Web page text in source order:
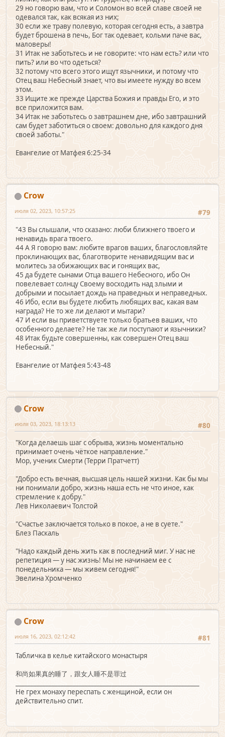
29 но говорю вам, что и Соломон во всей славе своей не
одевался так, как всякая из них;
30 если же траву полевую, которая сегодня есть, а завтра
будет брошена в печь, Бог так одевает, кольми паче вас,
маловеры!
31 Итак не заботьтесь и не говорите: что нам есть? или что
пить? или во что одеться?
32 потому что всего этого ищут язычники, и потому что
Отец ваш Небесный знает, что вы имеете нужду во всем
этом.
33 Ищите же прежде Царства Божия и правды Его, и это
все приложится вам.
34 Итак не заботьтесь о завтрашнем дне, ибо завтрашний
сам будет заботиться о своем: довольно для каждого дня
своей заботы."
Евангелие от Матфея 6:25-34
Crow
#79
июля 02, 2023, 10:57:25
"43 Вы слышали, что сказано: люби ближнего твоего и
ненавидь врага твоего.
44 А Я говорю вам: любите врагов ваших, благословляйте
проклинающих вас, благотворите ненавидящим вас и
молитесь за обижающих вас и гонящих вас,
45 да будете сынами Отца вашего Небесного, ибо Он
повелевает солнцу Своему восходить над злыми и
добрыми и посылает дождь на праведных и неправедных.
46 Ибо, если вы будете любить любящих вас, какая вам
награда? Не то же ли делают и мытари?
47 И если вы приветствуете только братьев ваших, что
особенного делаете? Не так же ли поступают и язычники?
48 Итак будьте совершенны, как совершен Отец ваш
Небесный."
Евангелие от Матфея 5:43-48
Crow
#80
июля 03, 2023, 18:13:13
"Когда делаешь шаг с обрыва, жизнь моментально
принимает очень чёткое направление."
Мор, ученик Смерти (Терри Пратчетт)
"Добро есть вечная, высшая цель нашей жизни. Как бы мы
ни понимали добро, жизнь наша есть не что иное, как
стремление к добру."
Лев Николаевич Толстой
"Счастье заключается только в покое, а не в суете."
Блез Паскаль
"Надо каждый день жить как в последний миг. У нас не
репетиция — у нас жизнь! Мы не начинаем ее с
понедельника — мы живем сегодня!"
Эвелина Хромченко
Crow
#81
июля 16, 2023, 02:12:42
Табличка в келье китайского монастыря
和尚如果真的睡了，跟女人睡不是罪过
Не грех монаху переспать с женщиной, если он
действительно спит.